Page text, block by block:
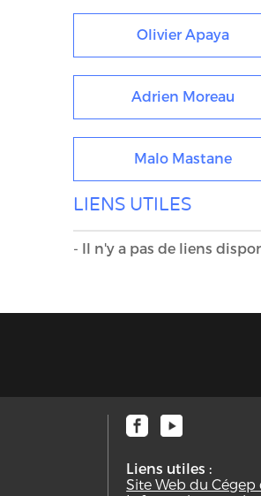
Olivier Apaya
Adrien Moreau
Malo Mastane
LIENS UTILES
- Il n'y a pas de liens
Liens utiles :
Site Web du